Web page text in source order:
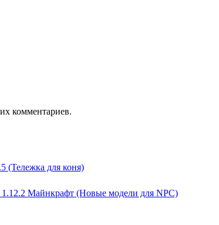
комментариев.
(Тележка для коня)
Майнкрафт (Новые модели для NPC)